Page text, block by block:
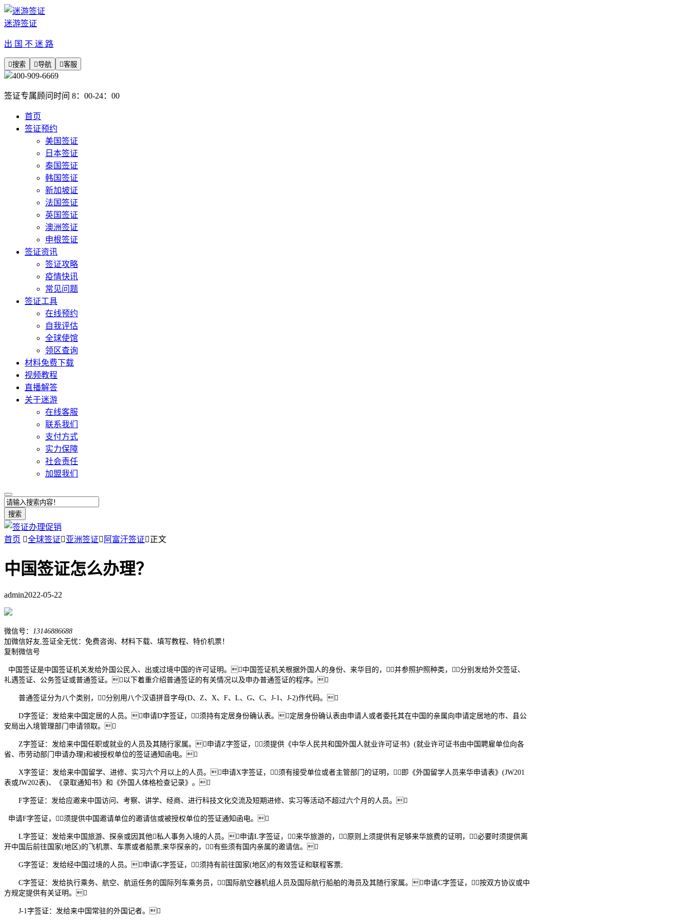
迷游签证
出 国 不 迷 路
搜索 导航 客服
400-909-6669
签证专属顾问时间 8：00-24：00
首页
签证预约
美国签证
日本签证
泰国签证
韩国签证
新加坡证
法国签证
英国签证
澳洲签证
申根签证
签证资讯
签证攻略
疫情快讯
常见问题
签证工具
在线预约
自我评估
全球使馆
领区查询
材料免费下载
视频教程
直播解答
关于迷游
在线客服
联系我们
支付方式
实力保障
社会责任
加盟我们
搜索
首页 全球签证亚洲签证 阿富汗签证正文
中国签证怎么办理？
admin2022-05-22
微信号：
13146886688
加微信好友,签证全无忧：免费咨询、材料下载、填写教程、特价机票！
复制微信号
中国签证是中国签证机关发给外国公民入、出或过境中国的许可证明。中国签证机关根据外国人的身份、来华目的，并参照护照种类，分别发给外交签证、
礼遇签证、公务签证或普通签证。以下着重介绍普通签证的有关情况以及申办普通签证的程序。
普通签证分为八个类别，分别用八个汉语拼音字母(D、Z、X、F、L、G、C、J-1、J-2)作代码。
D字签证：发给来中国定居的人员。申请D字签证，须持有定居身份确认表。定居身份确认表由申请人或者委托其在中国的亲属向申请定居地的市、县公
安局出入境管理部门申请领取。
Z字签证：发给来中国任职或就业的人员及其随行家属。申请Z字签证，须提供《中华人民共和国外国人就业许可证书》(就业许可证书由中国聘雇单位向各
省、市劳动部门申请办理)和被授权单位的签证通知函电。
X字签证：发给来中国留学、进修、实习六个月以上的人员。申请X字签证，须有接受单位或者主管部门的证明，即《外国留学人员来华申请表》(JW201
表或JW202表)、《录取通知书》和《外国人体格检查记录》。
F字签证：发给应邀来中国访问、考察、讲学、经商、进行科技文化交流及短期进修、实习等活动不超过六个月的人员。
申请F字签证，须提供中国邀请单位的邀请信或被授权单位的签证通知函电。
L字签证：发给来中国旅游、探亲或因其他私人事务入境的人员。申请L字签证，来华旅游的，原则上须提供有足够来华旅费的证明，必要时须提供离
开中国后前往国家(地区)的飞机票、车票或者船票;来华探亲的，有些须有国内亲属的邀请信。
G字签证：发给经中国过境的人员。申请G字签证，须持有前往国家(地区)的有效签证和联程客票;
C字签证：发给执行乘务、航空、航运任务的国际列车乘务员，国际航空器机组人员及国际航行船舶的海员及其随行家属。申请C字签证，按双方协议或中
方规定提供有关证明。
J-1字签证：发给来中国常驻的外国记者。